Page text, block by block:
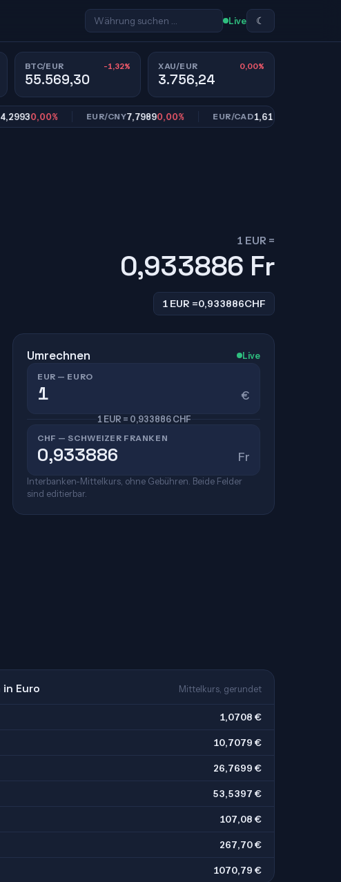
Live ☾
BTC/EUR -1,32%
55.569,30
XAU/EUR 0,00%
3.756,24
0,00% EUR/CNY7,79890,00% EUR/CAD1,61130,00%
1 EUR =
0,933886 Fr
1 EUR =0,933886CHF
Umrechnen Live
EUR — EURO
€
1 EUR = 0,933886 CHF
CHF — SCHWEIZER FRANKEN
Fr
Interbanken-Mittelkurs, ohne Gebühren. Beide Felder
sind editierbar.
Euro Mittelkurs, gerundet
1,0708 €
10,7079 €
26,7699 €
53,5397 €
107,08 €
267,70 €
1070,79 €